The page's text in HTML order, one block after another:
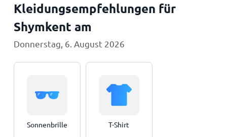
Kleidungsempfehlungen für
Shymkent am
Donnerstag, 6. August 2026
Sonnenbrille T-Shirt